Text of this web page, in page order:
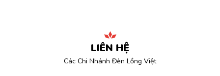
LIÊN HỆ
Các Chi Nhánh Đèn Lồng Việt